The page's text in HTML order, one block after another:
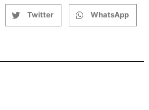
Twitter WhatsApp